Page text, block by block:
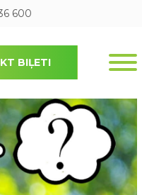
600
BIĻETI